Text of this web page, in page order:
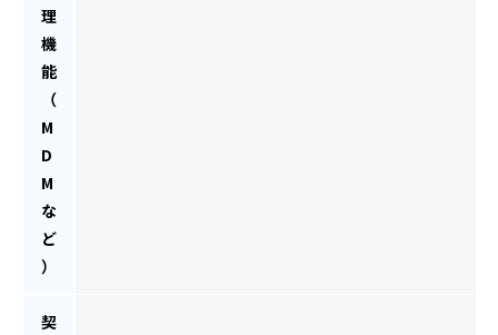
理
機
能
（
M
D
M
な
ど
）
契